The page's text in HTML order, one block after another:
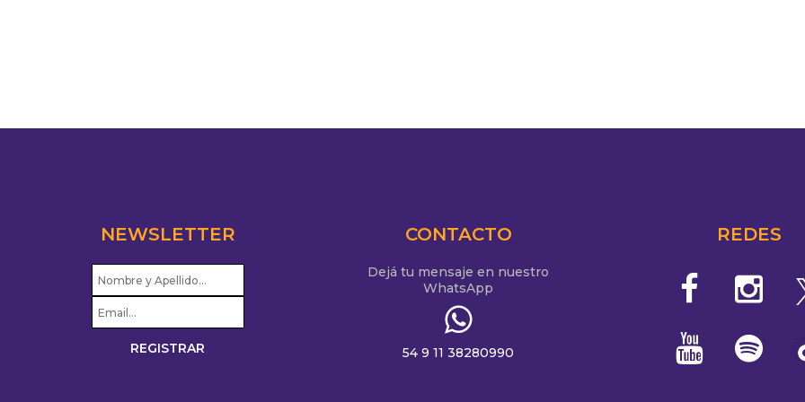
NEWSLETTER CONTACTO
Dejá tu mensaje en nuestro
WhatsApp
54 9 11 38280990
REDES